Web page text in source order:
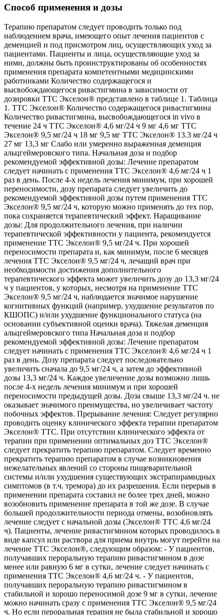
Способ применения и дозы
Терапию препаратом следует проводить только под наблюдением врача, имеющего опыт лечения пациентов с деменцией и под присмотром лиц, осуществляющих уход за пациентами. Пациенты и лица, осуществляющие уход за ними, должны быть проинструктированы об особенностях применения препарата компетентными медицинскими работниками Количество содержащегося и высвобождающегося ривастигмина в зависимости от дозировки ТТС Экселон® представлено в таблице 1. Таблица 1. ТТС Экселон® Количество содержащегося ривастигмина Количество ривастигмина, высвобождающегося in vivo в течение 24 ч ТТС Экселон® 4,6 мг/24 ч 9 мг 4,6 мг ТТС Экселон® 9,5 мг/24 ч 18 мг 9,5 мг ТТС Экселон® 13.3 мг/24 ч 27 мг 13,3 мг Слабо или умеренно выраженная деменция альцгеймеровского типа. Начальная доза и подбор рекомендуемой эффективной дозы: Лечение препаратом следует начинать с применения ТТС Экселон® 4,6 мг/24 ч 1 раз в день. После 4-х недель лечения минимум, при хорошей переносимости, дозу препарата следует увеличить до рекомендуемой эффективной дозы путем применения ТТС Экселон® 9,5 мг/24 ч, которую можно применять до тех пор, пока сохраняется терапевтический эффект. Наращивание дозы: Для продолжительного лечения, при наличии терапевтической эффективности у пациента, рекомендуется применение ТТС Экселон® 9,5 мг/24 ч. При хорошей переносимости препарата и, как минимум, после 6 месяцев лечения ТТС Экселон® 9,5 мг/24 ч, лечащий врач при необходимости достижения дополнительного терапевтического эффекта может увеличить дозу до 13,3 мг/24 ч у пациентов, у которых, несмотря на применение ТТС Экселон® 9,5 мг/24 ч, наблюдается значимое нарушение когнитивных функций (например, ухудшение результатов по КШОПС) и/или ухудшение функционального статуса (на основании субъективной оценки врача). Тяжелая деменция альцгеймеровского типа Начальная доза и подбор рекомендуемой эффективной дозы: Лечение препаратом следует начинать с применения ТТС Экселон® 4,6 мг/24 ч 1 раз в день. Дозу препарата следует последовательно увеличить сначала до 9,5 мг/24 ч, а затем до эффективной дозы 13,3 мг/24 ч. Каждое увеличение дозы возможно лишь после 4-х недель лечения минимум и при хорошей переносимости предыдущей дозы. Доза свыше 13,3 мг/24 ч. не оказывает значимого преимущества, но увеличивает частоту побочных эффектов. Прерывание лечения: Следует регулярно проводить оценку клинического эффекта терапии препаратом Экселон® ТТС. При отсутствии клинического эффекта от терапии при применении оптимальных доз ТТС Экселон® следует прекратить терапию препаратом. Следует временно прекратить терапию препаратом в случае возникновения нежелательных явлений со стороны пищеварительной системы и/или ухудшения существующих экстрапирамидных симптомов (в т.ч. тремора) до их разрешения. Если перерыв в применении препарата составил не более трех дней, можно возобновить применение препарата в той же дозе. В случае большей продолжительности периода отмены, возобновлять лечение следует с начальной дозы (Экселон® ТТС 4,6 мг/24 ч). Пациенты, лечение ривастигмином которых проводилось в виде капсул или раствора для приема внутрь могут перейти на лечение ТТС Экселон®, следующим образом: - У пациентов, получавших пероральную терапию ривастигмином в дозе менее или равную 6 мг в сутки, лечение следует начинать с применения ТТС Экселон® 4,6 мг/24 ч. - У пациентов, получавших пероральную терапию ривастигмином в стабильной и хорошо переносимой дозе 9 мг в сутки, лечение можно начинать сразу с применения ТТС Экселон® 9,5 мг/24 ч. Но если пероральная терапия не была стабильной и хорошо переносимой, переход на трансдермальную форму рекомендовано начинать с дозы 4,6 мг/24 ч. - У пациентов, получавших пероральную терапию ривастигмином в дозе 12 мг в сутки, лечение можно начинать сразу с применения ТТС Экселон® 9,5 мг/24 ч. После 4-х недель лечения минимум, при хорошей переносимости, дозу препарата ТТС Экселон® 4,6 мг/24 ч следует увеличить до рекомендуемой эффективной дозы путем применения ТТС Экселон 9,5 мг/24 ч. Лечение ТТС Экселон® рекомендуется начинать на следующий день после применения последней пероральной дозы ривастигмина. Пациенты с массой тела менее 50 кг У пациентов с массой тела менее 50 кг отмечалось более частое развитие нежелательных явлений (НЯ) и отмены терапии в связи с возникновением НЯ, поэтому при повышении дозы у этой группы пациентов следует соблюдать особую осторожность, тщательно титровать дозу и наблюдать на предмет развития НЯ (например, чрезмерной тошноты или рвоты), а также рассматривать возможность снижения дозы препарата путем применения ТТС Экселон® 4,6 мг/24 ч. в случае развития таких НЯ. Особую осторожность следует соблюдать при титровании дозы свыше рекомендованной эффективной дозы ТТС Экселон® 9,5 мг/24 ч. Пациенты с нарушениями функции печени Коррекции режима дозирования ТТС Экселон® не требуется. Однако вследствие увеличения экспозиции ривастигмина, наблюдавшегося при приеме ривастигмина внутрь у пациентов с нарушениями функции печени легкой и средней степени тяжести, рекомендуется тщательно титровать дозу ривастигмина в соответствии с индивидуальной переносимостью у пациентов данной категории. Изучение применения ТТС Экселон® у пациентов с тяжелыми нарушениями функции печени не проводилось. Следует соблюдать особую осторожность при титровании дозы у пациентов даной категории (см. разделы "Особые указания", "Фармакологические свойства"). У пациентов с клинически выраженными нарушениями функции печени может отмечаться более частое развитие дозозависимых нежелательных явлений, в связи с чем у пациентов данной категории следует рассматривать возможность применения ТТС Экселон® 4,6 мг/24 ч. в качестве начальной и максимальной дозы. Пациенты с нарушениями функции почек Коррекции режима дозирования ТТС Экселон® не требуется. Однако вследствие увеличения экспозиции ривастигмина, наблюдавшегося при приеме ривастигмина внутрь у пациентов с нарушениями функции почек легкой и средней степени тяжести, рекомендуется тщательно титровать дозу ривастигмина в соответствии с индивидуальной переносимостью у пациентов данной категории. У пациентов с клинически выраженными нарушениями функции почек может отмечаться более частое развитие дозозависимых нежелательных явлений, в связи с чем у пациентов данной категории следует рассматривать возможность применения ТТС Экселон® 4,6 мг/24 ч. в качестве начальной и максимальной дозы. Применение у детей Применение ривастигмина у детей не изучалось, поэтому детям применять препарат не рекомендуется. ИНСТРУКЦИИ ПО ПРИМЕНЕНИЮ ВНИМАНИЕ!!! - Каждую последующую трансдермальную терапевтическую систему (ТТС) Экселон® следует наклеивать только после удаления предыдущей. - Единовременно можно использовать только одну ТТС Экселон®. - ТТС Экселон® нельзя резать или делить на части, а также повреждать любым способом. - Следует плотно прижать ладонью ТТС Экселон® в месте прикрепления в течение как минимум 30 секунд. Место прикреплении ТТС Экселон® - ТТС Экселон® наклеивают на чистую, сухую, неповрежденную кожу с минимальным волосяным покровом. - Нe следует использовать кремы, лосьоны, масла, пудру и другие средства по уходу за кожей в области прикрепления препарата во избежание его отклеивания. - ТТС Экселон® нельзя наклеивать на покрасневшую, покрытую сыпью, раздраженную или поврежденную кожу. - Следует наклеивать только одну ТТС Экселон® в сутки только на один из участков тела: - Левое или правое плечо; - Верхняя часть грудной клетки слева или справа (не следует наклеивать на область молочной железы); - Верхняя часть спины слева или справа; - Нижняя часть спины слева или справа. Каждые 24 часа следует удалять предыдущую ТТС Экселон® перед тем как наклеить одну новую ТТС Экселон® на один из показанных ниже участков тела. Во избежание раздражения кожи каждую последующую ТТС Экселон® следует наклеивать на другой участок кожи (можно в пределах одной и той же анатомической области). Например, если вы прикрепили ТТС Экселон® на область поясницы справа, то в следующий раз разместите систему слева. Для минимизации риска раздражения кожи ТТС может быть наклеена на один и тот же участок кожи только с интервалом в две недели. ТТС Экселон® представляет собой тонкий, непрозрачный, пластичный пластырь для наклеивания на кожу. Не извлекайте ТТС Экселон® из запаянного пакета и не удаляйте предыдущую ТТС Экселон®, если не планируете приклеить новую. Препарат следует использовать сразу после извлечения из запаянного пакета. - Осторожно снимите предыдущую ТТС Экселон®. - Если вы впервые начинаете лечение препаратом или возобновляете лечение препаратом после перерыва, пожалуйста, следуйте инструкции по прикреплению ТТС Экселон®, начиная со следующего рисунка ниже. - Препарат извлекают из запаянного пакета непосредственно перед применением. - Для извлечения ТТС Экселон® разрежьте пакет по обозначенной пунктиром линии или бороздке. - Клейкая сторона ТТС Экселон® покрыта защитной пленкой. - Следует аккуратно снять защитную пленку с одной стороны, предохраняющую клейкую сторону ТТС Экселон®, не касаясь клейкой поверхности. - Сразу после удаления защитной пленки наклейте ТТС Экселон® на кожу верхней или нижней половины спины, плеча или грудной клетки. - После прикрепления трансдермальной терапевтической системы к коже снимите верхний защитный слой с другой стороны ТТС. - Следует плотно прижать ладонью ТТС Экселон® в месте прикрепления в течение как минимум 30 секунд. Необходимо убедиться, что система плотно прилегает к коже, особенно по краям. При необходимости после наклеивания Вы можете написать на трансдермальной терапевтической системе тонкой шариковой ручкой дату прикрепления (например, день недели). ТТС Экселон® необходимо носить постоянно и заменить на новую через 24 часа. Прикрепление трансдермальной терапевтической системы на различные участки кожи позволяет выбрать наиболее удобные области тела, где система не будет соприкасаться с плотно прилегающей одеждой. Как удалять ТТС Экселон® - Осторожно отогнув один из уголков, медленно и аккурат